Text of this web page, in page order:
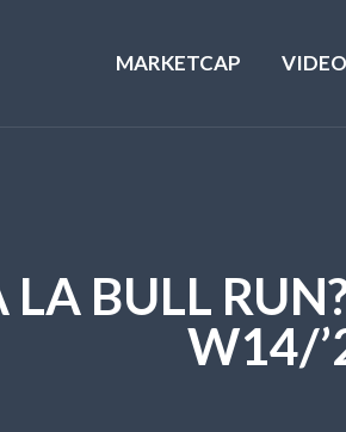
MARKETCAP VIDEO
BULL
W14/